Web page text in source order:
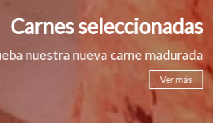
Carnes seleccionadas
nuestra nueva carne madurada
Ver más